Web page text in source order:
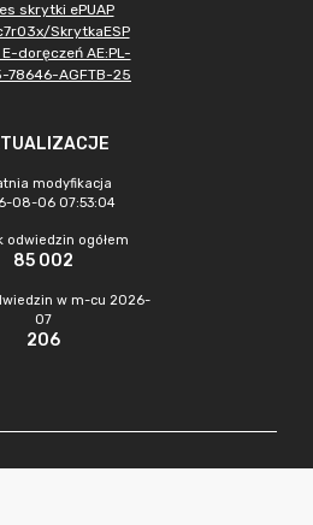
skrytki ePUAP
SkrytkaESP
doręczeń AE:PL-
78646-AGFTB-25
modyfikacja
08-06 07:53:04
odwiedzin ogółem
85 002
w m-cu 2026-
07
206